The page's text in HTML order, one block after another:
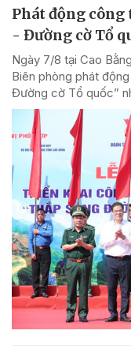
Phát động
- Đường cờ Tổ
Ngày 7/8 tại Cao
Biên phòng phát
Đường cờ Tổ quốc”